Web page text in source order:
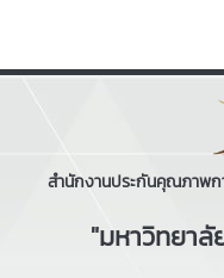
สำนักงานประกันคุณภาพก
"มหาวิทยา